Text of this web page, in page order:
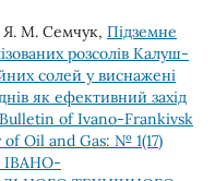
М. Семчук, Підземне
розсолів Калуш-
солей у виснажені
як ефективний захід
of Ivano-Frankivsk
Oil and Gas: № 1(17)